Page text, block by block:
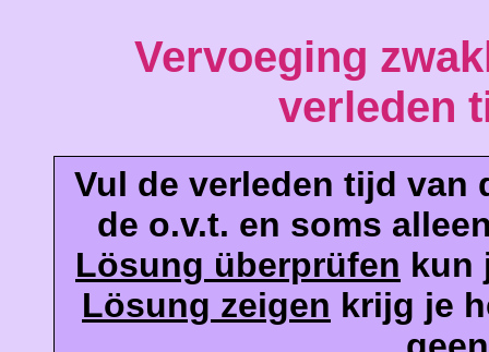
Vervoeging
verleden
Vul de verleden tijd van
de o.v.t. en soms
Lösung überprüfen kun
Lösung zeigen krijg je